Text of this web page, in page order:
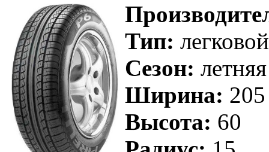
Тип: легковой
Сезон: летняя
Ширина: 205
Высота: 60